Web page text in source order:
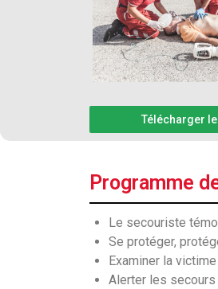
Télécharger
Programme
Le secouriste
Se protéger,
Examiner la victime
Alerter les